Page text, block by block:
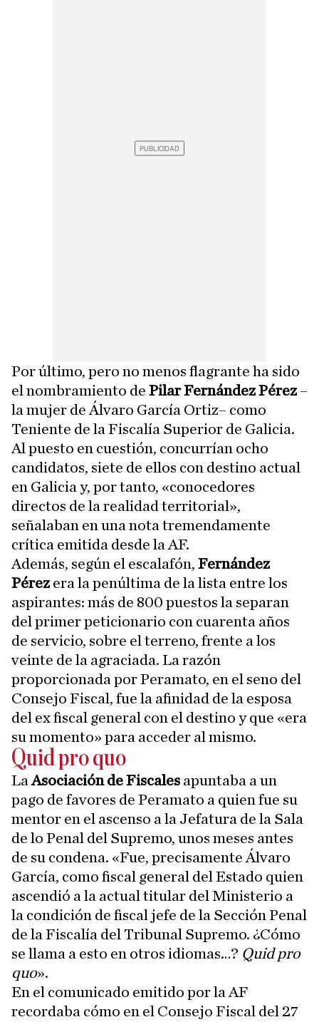
Por último, pero no menos flagrante ha sido
el nombramiento de Pilar Fernández Pérez–
la mujer de Álvaro García Ortiz– como
Teniente de la Fiscalía Superior de Galicia.
Al puesto en cuestión, concurrían ocho
candidatos, siete de ellos con destino actual
en Galicia y, por tanto, «conocedores
directos de la realidad territorial»,
señalaban en una nota tremendamente
crítica emitida desde la AF.
Además, según el escalafón, Fernández
Pérezera la penúltima de la lista entre los
aspirantes: más de 800 puestos la separan
del primer peticionario con cuarenta años
de servicio, sobre el terreno, frente a los
veinte de la agraciada. La razón
proporcionada por Peramato, en el seno del
Consejo Fiscal, fue la afinidad de la esposa
del ex fiscal general con el destino y que «era
su momento» para acceder al mismo.
Quid pro quo
La Asociación de Fiscales apuntaba a un
pago de favores de Peramato a quien fue su
mentor en el ascenso a la Jefatura de la Sala
de lo Penal del Supremo, unos meses antes
de su condena. «Fue, precisamente Álvaro
García, como fiscal general del Estado quien
ascendió a la actual titular del Ministerio a
la condición de fiscal jefe de la Sección Penal
de la Fiscalía del Tribunal Supremo. ¿Cómo
se llama a esto en otros idiomas…? Quid pro
quo».
En el comunicado emitido por la AF
recordaba cómo en el Consejo Fiscal del 27